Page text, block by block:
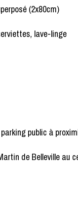
(2x80cm)
lave-linge
public à
de Belleville au